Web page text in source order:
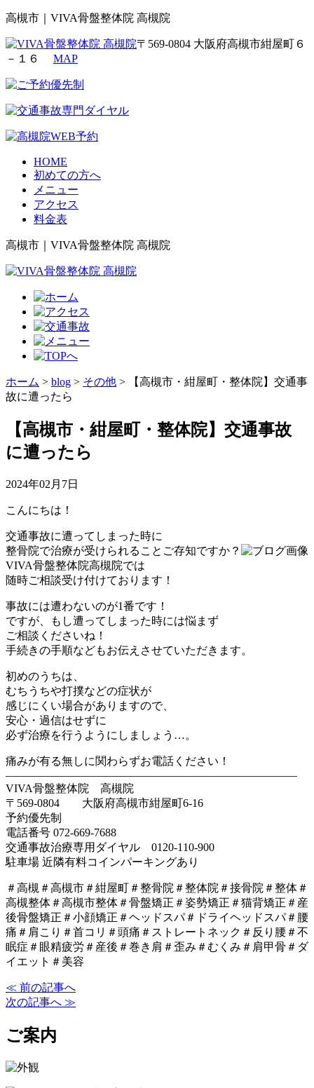
高槻市｜VIVA骨盤整体院 高槻院
〒569-0804 大阪府高槻市紺屋町６
－１６ MAP
HOME
初めての方へ
メニュー
アクセス
料金表
高槻市｜VIVA骨盤整体院 高槻院
ホーム > blog > その他 >
【高槻市・紺屋町・整体院】交通事
故に遭ったら
【高槻市・紺屋町・整体院】交通事故
に遭ったら
2024年02月7日
こんにちは！
交通事故に遭ってしまった時に
整骨院で治療が受けられることご存知ですか？
VIVA骨盤整体院高槻院では
随時ご相談受け付けております！
事故には遭わないのが1番です！
ですが、もし遭ってしまった時には悩まず
ご相談くださいね！
手続きの手順などもお伝えさせていただきます。
初めのうちは、
むちうちや打撲などの症状が
感じにくい場合がありますので、
安心・過信はせずに
必ず治療を行うようにしましょう…。
痛みが有る無しに関わらずお電話ください！
——————————————————————————
VIVA骨盤整体院 高槻院
〒569-0804 大阪府高槻市紺屋町6-16
予約優先制
電話番号 072-669-7688
交通事故治療専用ダイヤル 0120-110-900
駐車場 近隣有料コインパーキングあり
＃高槻＃高槻市＃紺屋町＃整骨院＃整体院＃接骨院＃整体＃
高槻整体＃高槻市整体＃骨盤矯正＃姿勢矯正＃猫背矯正＃産
後骨盤矯正＃小顔矯正＃ヘッドスパ＃ドライヘッドスパ＃腰
痛＃肩こり＃首コリ＃頭痛＃ストレートネック＃反り腰＃不
眠症＃眼精疲労＃産後＃巻き肩＃歪み＃むくみ＃肩甲骨＃ダ
イエット＃美容
≪ 前の記事へ
次の記事へ ≫
ご案内